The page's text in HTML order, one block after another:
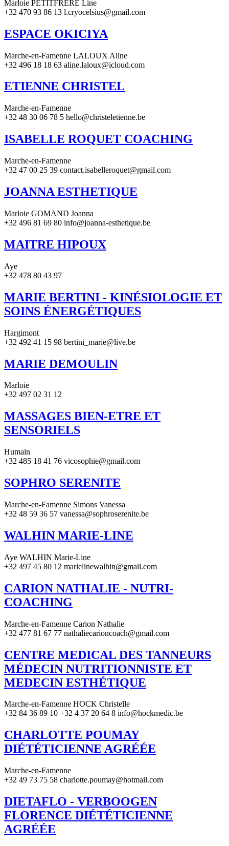
Marloie PETITFRERE Line
+32 470 93 86 13 l.cryocelsius@gmail.com
ESPACE OKICIYA
Marche-en-Famenne LALOUX Aline
+32 496 18 18 63 aline.laloux@icloud.com
ETIENNE CHRISTEL
Marche-en-Famenne
+32 48 30 06 78 5 hello@christeletienne.be
ISABELLE ROQUET COACHING
Marche-en-Famenne
+32 47 00 25 39 contact.isabelleroquet@gmail.com
JOANNA ESTHETIQUE
Marloie GOMAND Joanna
+32 496 81 69 80 info@joanna-esthetique.be
MAITRE HIPOUX
Aye
+32 478 80 43 97
MARIE BERTINI - KINÉSIOLOGIE ET
SOINS ÉNERGÉTIQUES
Hargimont
+32 492 41 15 98 bertini_marie@live.be
MARIE DEMOULIN
Marloie
+32 497 02 31 12
MASSAGES BIEN-ETRE ET
SENSORIELS
Humain
+32 485 18 41 76 vicosophie@gmail.com
SOPHRO SERENITE
Marche-en-Famenne Simons Vanessa
+32 48 59 36 57 vanessa@sophroserenite.be
WALHIN MARIE-LINE
Aye WALHIN Marie-Line
+32 497 45 80 12 marielinewalhin@gmail.com
CARION NATHALIE - NUTRI-
COACHING
Marche-en-Famenne Carion Nathalie
+32 477 81 67 77 nathaliecarioncoach@gmail.com
CENTRE MEDICAL DES TANNEURS
MÉDECIN NUTRITIONNISTE ET
MEDECIN ESTHÉTIQUE
Marche-en-Famenne HOCK Christelle
+32 84 36 89 10 +32 4 37 20 64 8 info@hockmedic.be
CHARLOTTE POUMAY
DIÉTÉTICIENNE AGRÉÉE
Marche-en-Famenne
+32 49 73 75 58 charlotte.poumay@hotmail.com
DIETAFLO - VERBOOGEN
FLORENCE DIÉTÉTICIENNE
AGRÉÉE